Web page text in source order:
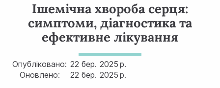
Ішемічна хвороба серця:
симптоми, діагностика та
ефективне лікування
Опубліковано: 22 бер. 2025 р.
Оновлено:
22 бер. 2025 р.